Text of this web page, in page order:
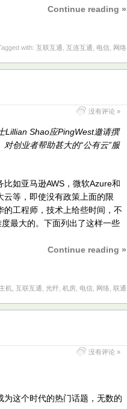
Continue reading »
with: 互联互通 互连互通 电信 网络
没有评论 »
Lillian Shao应PingWest邀请撰
创业者帮助甚大的“公有云”服
如亚马逊AWS，微软Azure和
等，即使没有政策上面的限
工程师，技术上给些时间，不
最大的。下面列出了这样一些
Continue reading »
机 互联互通 光纤 机房 电信 网络 联通
没有评论 »
这个时代的热门话题，无数的